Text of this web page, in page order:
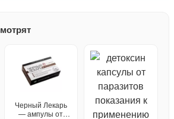
Черный Лекарь
— ампулы от